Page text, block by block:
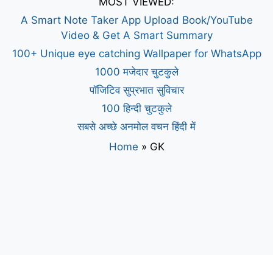
A Smart Note Taker App Upload Book/YouTube
Video & Get A Smart Summary
100+ Unique eye catching Wallpaper for WhatsApp
1000 मजेदार चुटकुले
पॉजिटिव सुप्रभात सुविचार
100 हिन्दी चुटकुले
सबसे अच्छे अनमोल वचन हिंदी में
Home » GK